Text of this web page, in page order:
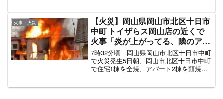
事でした#...
火事・火災
【火災】岡山県岡山市北区十日市
中町 トイザらス岡山店の近くで
火事「炎が上がってる、隣のアパ
ートに燃え移った」12月5日
7時32分頃 岡山県岡山市北区十日市中町
で火災発生5日朝、岡山市北区十日市中町
で住宅1棟を全焼、アパート2棟を類焼す